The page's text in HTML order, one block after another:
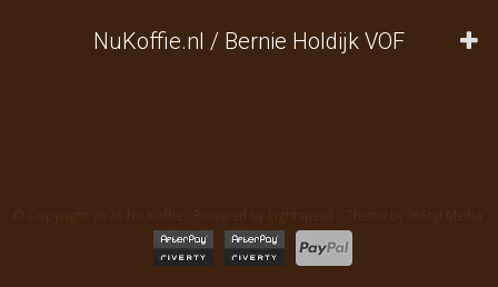
NuKoffie.nl / Bernie Holdijk VOF